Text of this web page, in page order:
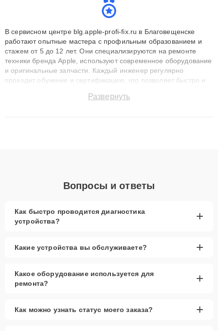
В сервисном центре blg.apple-profi-fix.ru в Благовещенске
работают опытные мастера с профильным образованием и
стажем от 5 до 12 лет. Они специализируются на ремонте
техники бренда Apple, используют современное оборудование
и оригинальные запчасти. Каждый инженер регулярно
проходит обучение и сертификацию, что позволяет быстро и
сохранением гарантии до 3 лет. Наши мастера решают
Развернуть
Вопросы и ответы
Как быстро проводится диагностика
устройства?
+
Какие устройства вы обслуживаете? +
Какое оборудование используется для
ремонта?
+
Как можно узнать статус моего заказа? +